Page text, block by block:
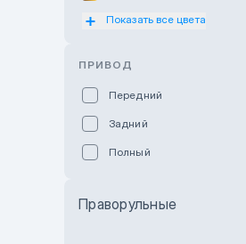
Оранжевый
Показать все цвета
ПРИВОД
Передний
Задний
Полный
Праворульные